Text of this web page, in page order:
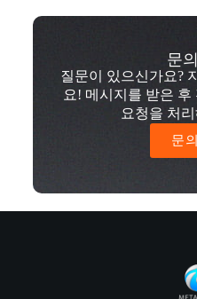
문
질문이 있으신가요?
요! 메시지를 받은 후
요청을 처
문